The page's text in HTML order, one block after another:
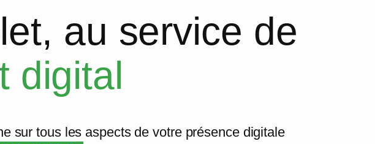
au service de
digital
sur tous les aspects de votre présence digitale